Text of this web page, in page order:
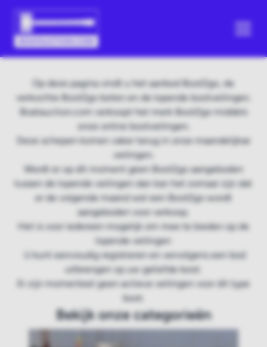
Op deze pagina vindt u het aanbod Boot2go, de
verkochte Boot2go boten en de lopende bootveilingen.
Boatauction.com verkoopt het merk Boot2go middels
onze online bootveilingen.
Deze schepen komen vaker terug in onze maandelijkse
veilingen.
Wordt er op dit moment geen Boot2go aangeboden
tussen de lopende veilingen dan kan het zomaar zijn dat
er de volgende maand wel een Boot2go wordt
aangeboden voor verkoop.
Het is voor iedereen mogelijk om mee te bieden op de
lopende veilingen
U kunt eenvoudig registreren en vervolgens een bod
uitbrengen op uw geliefde boot.
Er zijn momenteel geen actieve veilingen voor dit type
boot.
Bekijk onze categorieën